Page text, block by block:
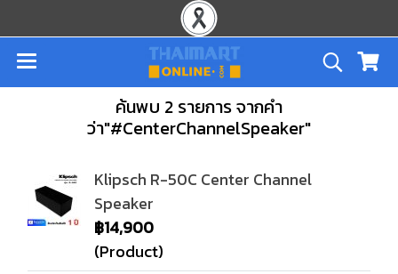
ค้นพบ 2 รายการ จากคำ
ว่า"#CenterChannelSpeaker"
Klipsch R-50C Center Channel
Speaker
฿14,900
(Product)